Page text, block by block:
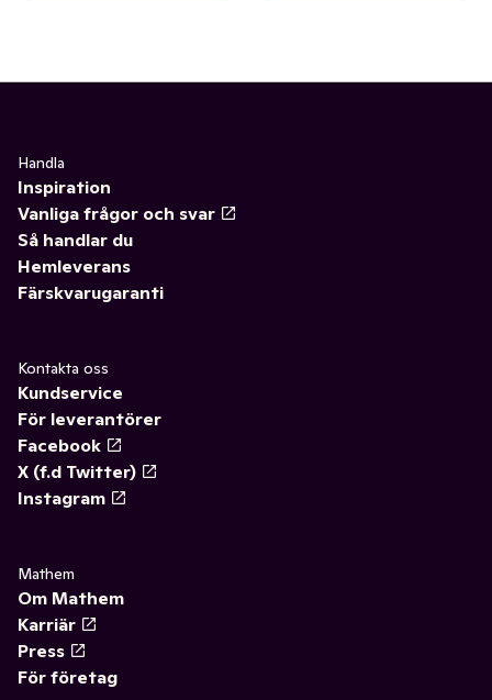
Handla
Inspiration
Vanliga frågor och svar
Så handlar du
Hemleverans
Färskvarugaranti
Kontakta oss
Kundservice
För leverantörer
Facebook
X (f.d Twitter)
Instagram
Mathem
Om Mathem
Karriär
Press
För företag